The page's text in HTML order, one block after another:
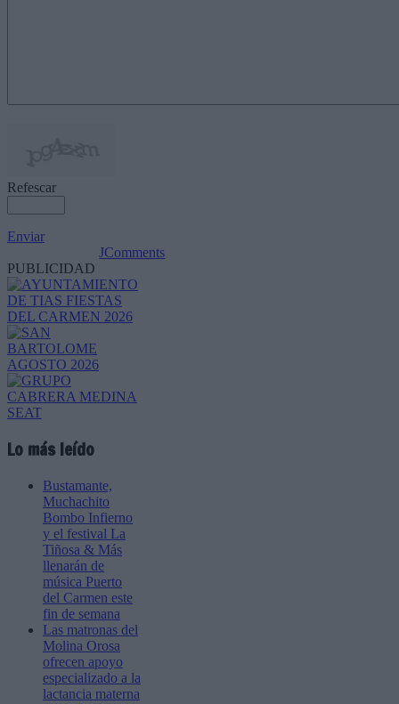
Refescar
Enviar
JComments
PUBLICIDAD
Lo más leído
Bustamante,
Muchachito
Bombo Infierno
y el festival La
Tiñosa & Más
llenarán de
música Puerto
del Carmen este
fin de semana
Las matronas del
Molina Orosa
ofrecen apoyo
especializado a la
lactancia materna